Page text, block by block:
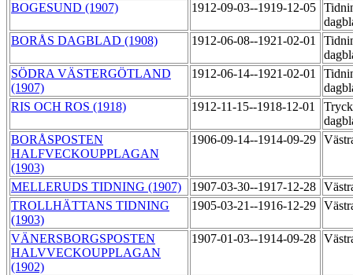
BOGESUND (1907)
1912-09-03--1919-12-05
BORÅS DAGBLAD (1908)
1912-06-08--1921-02-01
SÖDRA VÄSTERGÖTLAND
(1907)
1912-06-14--1921-02-01
RIS OCH ROS (1918)
1912-11-15--1918-12-01
BORÅSPOSTEN
HALFVECKOUPPLAGAN
(1903)
1906-09-14--1914-09-29
MELLERUDS TIDNING (1907) 1907-03-30--1917-12-28
TROLLHÄTTANS TIDNING
(1903)
1905-03-21--1916-12-29
VÄNERSBORGSPOSTEN
HALVVECKOUPPLAGAN
(1902)
1907-01-03--1914-09-28